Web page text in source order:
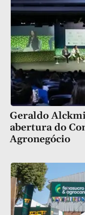
Geraldo
abertura do
Agronegócio